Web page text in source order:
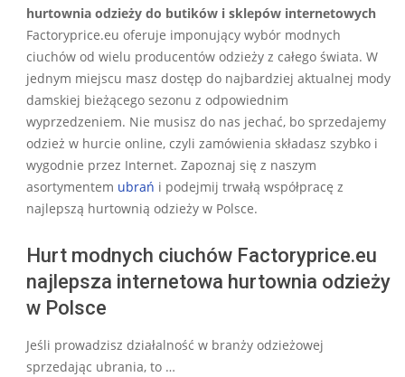
21
hurtownia odzieży do butików i sklepów internetowych
Factoryprice.eu oferuje imponujący wybór modnych
ciuchów od wielu producentów odzieży z całego świata. W
jednym miejscu masz dostęp do najbardziej aktualnej mody
damskiej bieżącego sezonu z odpowiednim
wyprzedzeniem. Nie musisz do nas jechać, bo sprzedajemy
odzież w hurcie online, czyli zamówienia składasz szybko i
wygodnie przez Internet. Zapoznaj się z naszym
asortymentem ubrań i podejmij trwałą współpracę z
najlepszą hurtownią odzieży w Polsce.
Hurt modnych ciuchów Factoryprice.eu
najlepsza internetowa hurtownia odzieży
w Polsce
Jeśli prowadzisz działalność w branży odzieżowej
sprzedając ubrania, to …